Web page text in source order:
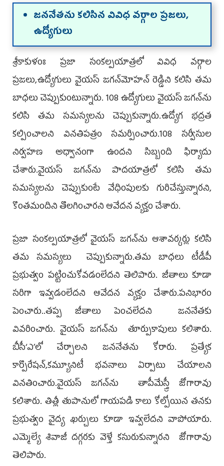
జననేతను కలిసిన వివిధ వర్గాల ప్రజలు,
ఉద్యోగులు
శ్రీకాకుళంః ప్రజా సంకల్పయాత్రలో వివిధ వర్గాల
ప్రజలు,ఉద్యోగులు వైయస్‌ జగన్‌మోహన్‌ రెడ్డిని కలిసి తమ
బాధలు చెప్పుకుంటున్నారు. 108 ఉద్యోగులు వైయస్‌ జగన్‌ను
కలిసి తమ సమస్యలను చెప్పుకున్నారు.ఉద్యోగ భద్రత
కల్పించాలని వినతిపత్రం సమర్పించారు.108 సర్వీసుల
నిర్వహణ అధ్వానంగా ఉందని సిబ్బంది ఫిర్యాదు
చేశారు.వైయస్‌ జగన్‌ను పాదయాత్రలో కలిసి తమ
సమస్యలను చెప్పుకుంటే వేధింపులకు గురిచేస్తున్నారని,
కొంతమందిని తొలగించారని ఆవేదన వ్యక్తం చేశారు.
ప్రజా సంకల్పయాత్రలో వైయస్‌ జగన్‌ను ఆశావర్కర్లు కలిసి
తమ సమస్యలు చెప్పుకున్నారు.తమ బాధలు టీడీపీ
ప్రభుత్వం పట్టించుకోవడంలేదని తెలిపారు. జీతాలు కూడా
సరిగా ఇవ్వడంలేదని ఆవేదన వ్యక్తం చేశారు.పనిభారం
పెంచారు..తప్ప జీతాలు పెంచలేదని జననేతకు
వివరించారు. వైయస్‌ జగన్‌ను తూర్పుకాపులు కలిశారు.
బీసీ‘ఎ’లో చేర్చాలని జననేతను కోరారు. ప్రత్యేక
కార్పొరేషన్,కమ్యూనిటీ భవనాలు ఏర్పాటు చేయాలని
వినతించారు.వైయస్‌ జగన్‌ను తాపీమేస్త్రీ జోగారావు
కలిశారు. తిత్లీ తుపానులో గాయపడి కాలు కోల్పోయిన తనకు
ప్రభుత్వం వైద్య ఖర్చులు కూడా ఇవ్వలేదని వాపోయారు.
ఎమ్మెల్యే శివాజీ దగ్గరకు వెళ్తే కసురుకున్నారని జోగారావు
తెలిపారు.